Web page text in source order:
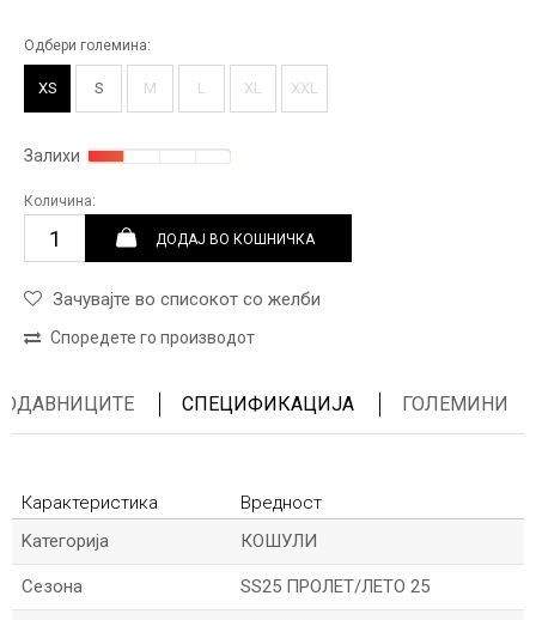
Одбери големина:
XS S M L XL XXL
Залихи
Количина:
ДОДАЈ ВО КОШНИЧКА
Зачувајте во списокот со желби
Споредете го производот
СПЕЦИФИКАЦИЈА ГОЛЕМИНИ
Карактеристика
Вредност
Kатегорија
КОШУЛИ
Сезона SS25 ПРОЛЕТ/ЛЕТО 25